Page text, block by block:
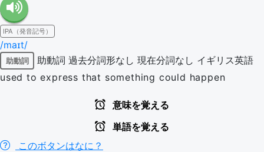
IPA（発音記号）
/maɪt/
助動詞 助動詞 過去分詞形なし 現在分詞なし イギリス英語
used to express that something could happen
意味を覚える
単語を覚える
このボタンはなに？